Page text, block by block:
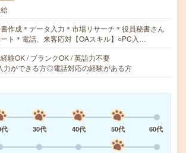
書作成＊データ入力＊市場リサーチ＊役員秘書さん
ト＊電話、来客応対【OAスキル】○PC入…
験OK / ブランクOK / 英語力不要
ができる方◎電話対応の経験がある方
30代 40代 50代
60代